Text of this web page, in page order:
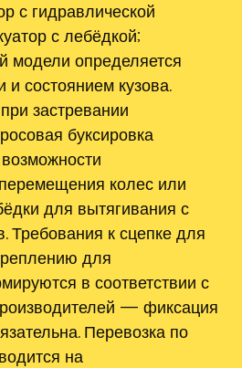
с гидравлической
с лебёдкой;
модели определяется
и состоянием кузова.
застревании
буксировка
колес или
для вытягивания с
Требования к сцепке для
для
в соответствии с
— фиксация
Перевозка по
на